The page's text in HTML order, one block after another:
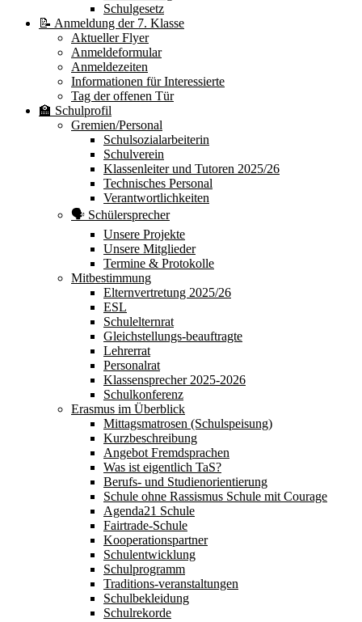
Schulgesetz
📝 Anmeldung der 7. Klasse
Aktueller Flyer
Anmeldeformular
Anmeldezeiten
Informationen für Interessierte
Tag der offenen Tür
🏫 Schulprofil
Gremien/Personal
Schulsozialarbeiterin
Schulverein
Klassenleiter und Tutoren 2025/26
Technisches Personal
Verantwortlichkeiten
🗣 Schülersprecher
Unsere Projekte
Unsere Mitglieder
Termine & Protokolle
Mitbestimmung
Elternvertretung 2025/26
ESL
Schulelternrat
Gleichstellungs-beauftragte
Lehrerrat
Personalrat
Klassensprecher 2025-2026
Schulkonferenz
Erasmus im Überblick
Mittagsmatrosen (Schulspeisung)
Kurzbeschreibung
Angebot Fremdsprachen
Was ist eigentlich TaS?
Berufs- und Studienorientierung
Schule ohne Rassismus Schule mit Courage
Agenda21 Schule
Fairtrade-Schule
Kooperationspartner
Schulentwicklung
Schulprogramm
Traditions-veranstaltungen
Schulbekleidung
Schulrekorde